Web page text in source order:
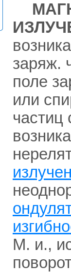
заряж.
поле
или
частиц
M. и.,